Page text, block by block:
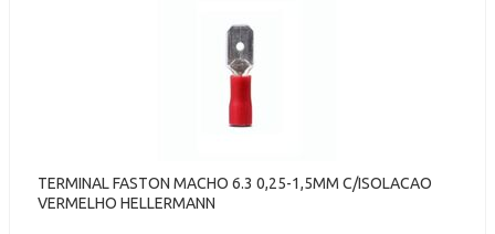
TERMINAL FASTON MACHO 6.3 0,25-1,5MM C/ISOLACAO
VERMELHO HELLERMANN